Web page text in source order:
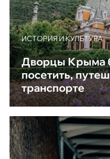
ИСТОРИЯ И КУЛЬТУРА
Дворцы Крыма
посетить,
транспорте